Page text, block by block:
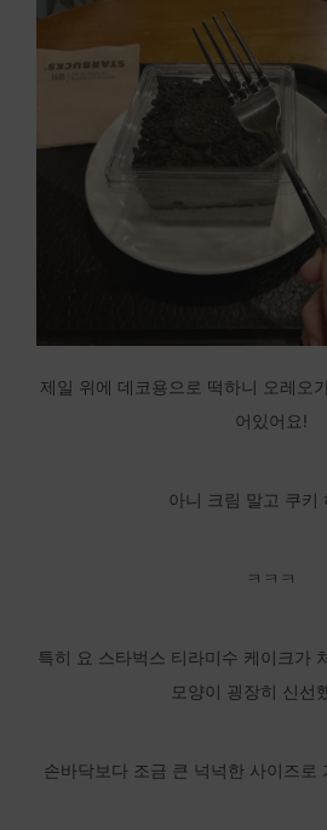
제일 위에 데코용으로 떡하니 오레오
어있어요!
아니 크림 말고 쿠키
ㅋㅋㅋ
특히 요 스타벅스 티라미수 케이크가
모양이 굉장히 신선
손바닥보다 조금 큰 넉넉한 사이즈로